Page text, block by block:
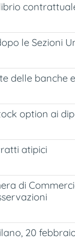
le Sezioni
delle banche
option ai
atipici
di
20